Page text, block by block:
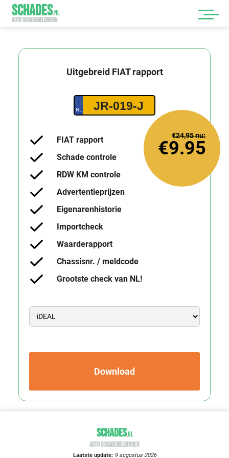
SCHADES.NL
AUTO SCHADEMELDINGEN
Uitgebreid FIATrapport
JR-019-J
FIAT rapport
Schade controle
RDW KM controle
Advertentieprijzen
Eigenarenhistorie
Importcheck
Waarderapport
Chassisnr. / meldcode
Grootste check van NL!
Download
€9.95
€24,95nu:
SCHADES.NL
AUTO SCHADEMELDINGEN
Laatste update: 9 augustus 2026